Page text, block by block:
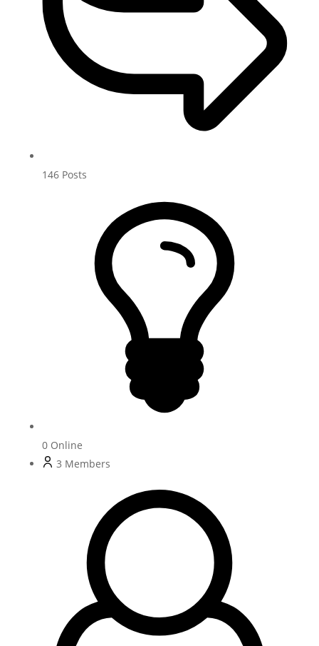
146 Posts
0 Online
3 Members